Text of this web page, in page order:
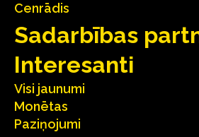
Cenrādis
Sadarbības
Interesanti
Visi jaunumi
Monētas
Paziņojumi